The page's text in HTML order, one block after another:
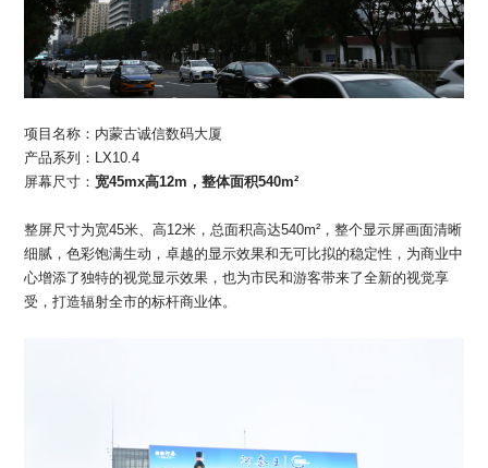
项目名称：内蒙古诚信数码大厦
产品系列：LX10.4
屏幕尺寸： 宽45mx高12m，整体面积540m²
整屏尺寸为宽45米、高12米，总面积高达540m²，整个显示屏画面清晰
细腻，色彩饱满生动，卓越的显示效果和无可比拟的稳定性，为商业中
心增添了独特的视觉显示效果，也为市民和游客带来了全新的视觉享
受，打造辐射全市的标杆商业体。